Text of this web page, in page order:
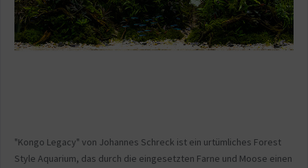
"Kongo Legacy" von Johannes Schreck ist ein urtümliches Forest
Style Aquarium, das durch die eingesetzten Farne und Moose einen